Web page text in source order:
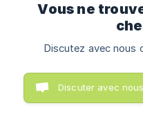
Vous ne
Discutez avec nous
Discuter avec nous